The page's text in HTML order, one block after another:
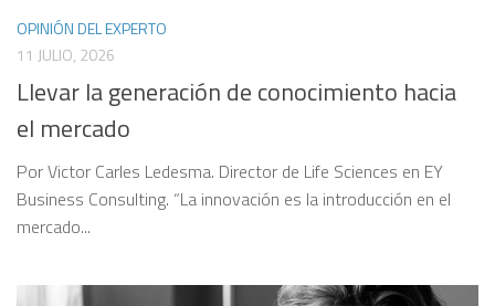
OPINIÓN DEL EXPERTO
11 JULIO, 2026
Llevar la generación de conocimiento hacia
el mercado
Por Victor Carles Ledesma. Director de Life Sciences en EY
Business Consulting. “La innovación es la introducción en el
mercado...